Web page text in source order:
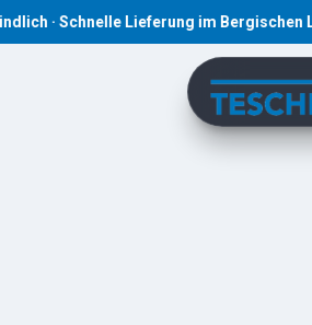
Lieferung im Bergischen Land ·